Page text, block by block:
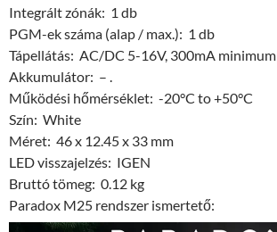
Integrált zónák: 1 db
PGM-ek száma (alap / max.): 1 db
Tápellátás: AC/DC 5-16V, 300mA minimum
Akkumulátor: – .
Működési hőmérséklet: -20°C to +50°C
Szín: White
Méret: 46 x 12.45 x 33 mm
LED visszajelzés: IGEN
Bruttó tömeg: 0.12 kg
Paradox M25 rendszer ismertető: